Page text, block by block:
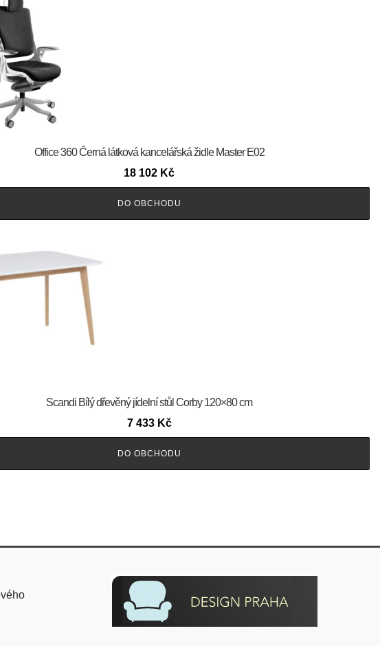
Office 360 Černá látková kancelářská židle Master E02
18 102 Kč
DO OBCHODU
Scandi Bílý dřevěný jídelní stůl Corby 120×80 cm
7 433 Kč
DO OBCHODU